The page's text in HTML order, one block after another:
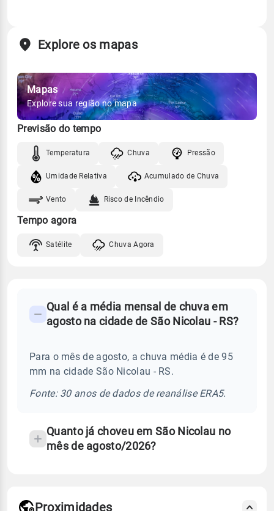
Explore os mapas
Mapas
Explore sua região no mapa
Previsão do tempo
Temperatura Chuva Pressão
Umidade Relativa Acumulado de Chuva
Vento Risco de Incêndio
Tempo agora
Satélite Chuva Agora
Perguntas
sobre
chuva
Qual é a média mensal de chuva em
agosto na cidade de São Nicolau - RS?
Para o mês de agosto, a chuva média é de 95
mm na cidade São Nicolau - RS.
Fonte: 30 anos de dados de reanálise ERA5.
Quanto já choveu em São Nicolau no
mês de agosto/2026?
Proximidades